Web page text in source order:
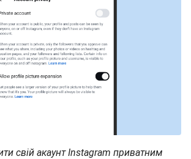
свій акаунт Instagram приватним